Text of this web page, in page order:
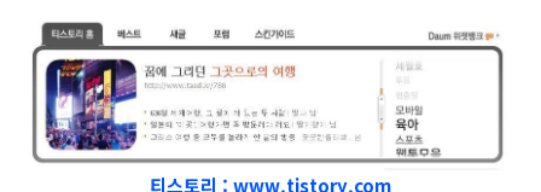
티스토리 : www.tistory.com